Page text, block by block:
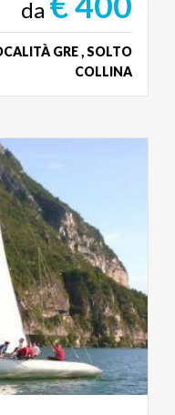
da
GRE , SOLTO
COLLINA